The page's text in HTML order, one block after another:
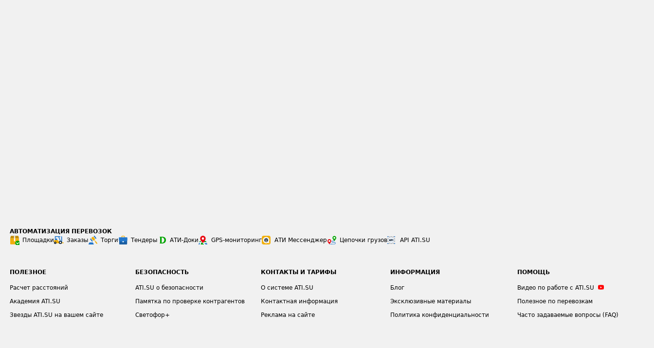
АВТОМАТИЗАЦИЯ ПЕРЕВОЗОК
Площадки
Заказы Торги Тендеры АТИ-Доки GPS-мониторинг АТИ Мессенджер Цепочки грузов API ATI.SU
ПОЛЕЗНОЕ
Расчет расстояний
Академия ATI.SU
Звезды ATI.SU на вашем сайте
БЕЗОПАСНОСТЬ
ATI.SU о безопасности
Памятка по проверке контрагентов
Светофор+
КОНТАКТЫ И ТАРИФЫ
О системе ATI.SU
Контактная информация
Реклама на сайте
ИНФОРМАЦИЯ
Блог
Эксклюзивные материалы
Политика конфиденциальности
ПОМОЩЬ
Видео по работе с ATI.SU
Полезное по перевозкам
Часто задаваемые вопросы (FAQ)